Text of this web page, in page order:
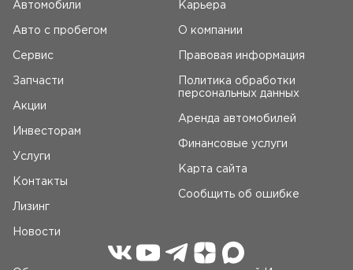
Автомобили
Авто c пробегом
Сервис
Запчасти
Акции
Инвесторам
Услуги
Контакты
Лизинг
Новости
Карьера
О компании
Правовая информация
Политика обработки
персональных данных
Аренда автомобилей
Финансовые услуги
Карта сайта
Сообщить об ошибке